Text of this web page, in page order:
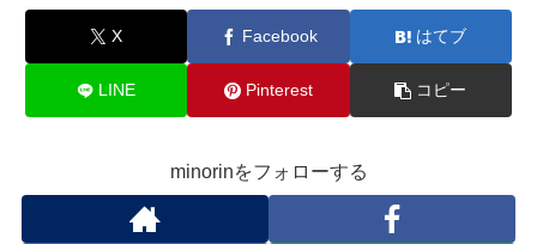
X Facebook はてブ
LINE Pinterest コピー
minorinをフォローする